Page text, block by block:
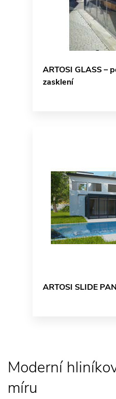
ARTOSI GLASS –
zasklení
ARTOSI SLIDE
Moderní
míru